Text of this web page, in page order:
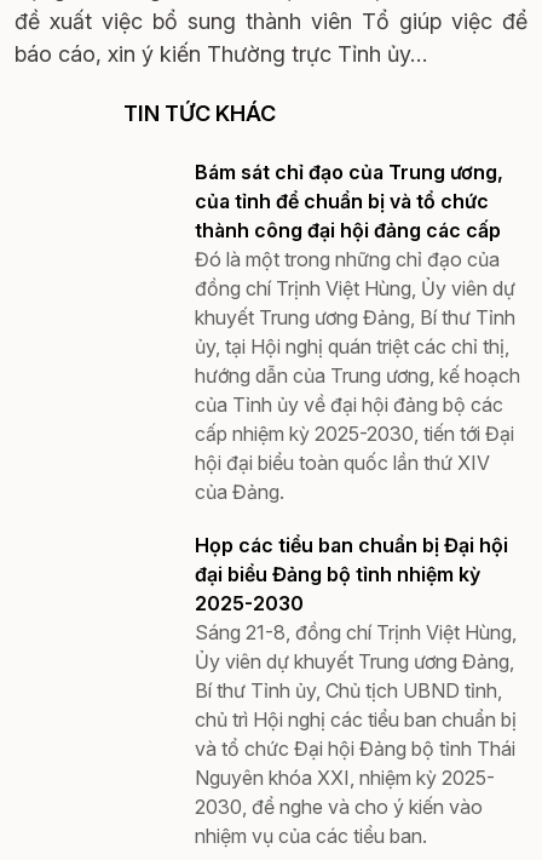
đề xuất việc bổ sung thành viên Tổ giúp việc để
báo cáo, xin ý kiến Thường trực Tỉnh ủy…
TIN TỨC KHÁC
Bám sát chỉ đạo của Trung ương,
của tỉnh để chuẩn bị và tổ chức
thành công đại hội đảng các cấp
Đó là một trong những chỉ đạo của
đồng chí Trịnh Việt Hùng, Ủy viên dự
khuyết Trung ương Đảng, Bí thư Tỉnh
ủy, tại Hội nghị quán triệt các chỉ thị,
hướng dẫn của Trung ương, kế hoạch
của Tỉnh ủy về đại hội đảng bộ các
cấp nhiệm kỳ 2025-2030, tiến tới Đại
hội đại biểu toàn quốc lần thứ XIV
của Đảng.
Họp các tiểu ban chuẩn bị Đại hội
đại biểu Đảng bộ tỉnh nhiệm kỳ
2025-2030
Sáng 21-8, đồng chí Trịnh Việt Hùng,
Ủy viên dự khuyết Trung ương Đảng,
Bí thư Tỉnh ủy, Chủ tịch UBND tỉnh,
chủ trì Hội nghị các tiểu ban chuẩn bị
và tổ chức Đại hội Đảng bộ tỉnh Thái
Nguyên khóa XXI, nhiệm kỳ 2025-
2030, để nghe và cho ý kiến vào
nhiệm vụ của các tiểu ban.